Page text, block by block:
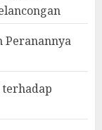
Peranannya
terhadap